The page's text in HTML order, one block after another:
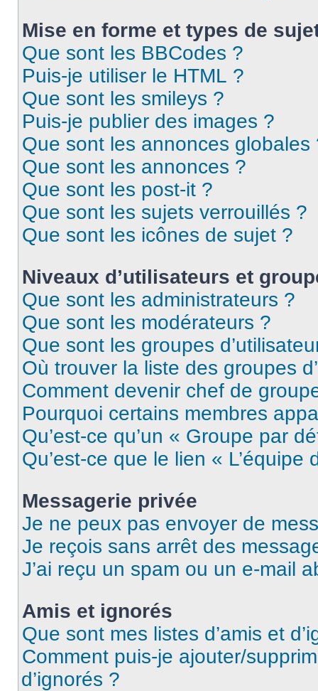
Mise en forme et types de
Que sont les BBCodes ?
Puis-je utiliser le HTML ?
Que sont les smileys ?
Puis-je publier des images ?
Que sont les annonces globales
Que sont les annonces ?
Que sont les post-it ?
Que sont les sujets verrouillés ?
Que sont les icônes de sujet ?
Niveaux d’utilisateurs et
Que sont les administrateurs ?
Que sont les modérateurs ?
Que sont les groupes
Où trouver la liste des groupes
Comment devenir chef de
Pourquoi certains membres
Qu’est-ce qu’un « Groupe par
Qu’est-ce que le lien « L’équipe
Messagerie privée
Je ne peux pas envoyer de
Je reçois sans arrêt des
J’ai reçu un spam ou un e-mail
Amis et ignorés
Que sont mes listes d’amis et
Comment puis-je ajouter/
d’ignorés ?